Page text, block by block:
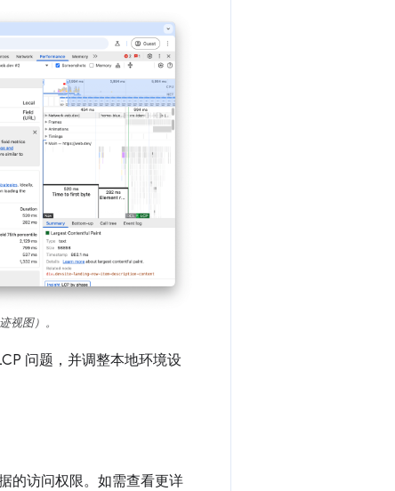
视图）。
问题，并调整本地环境设
的访问权限。如需查看更详